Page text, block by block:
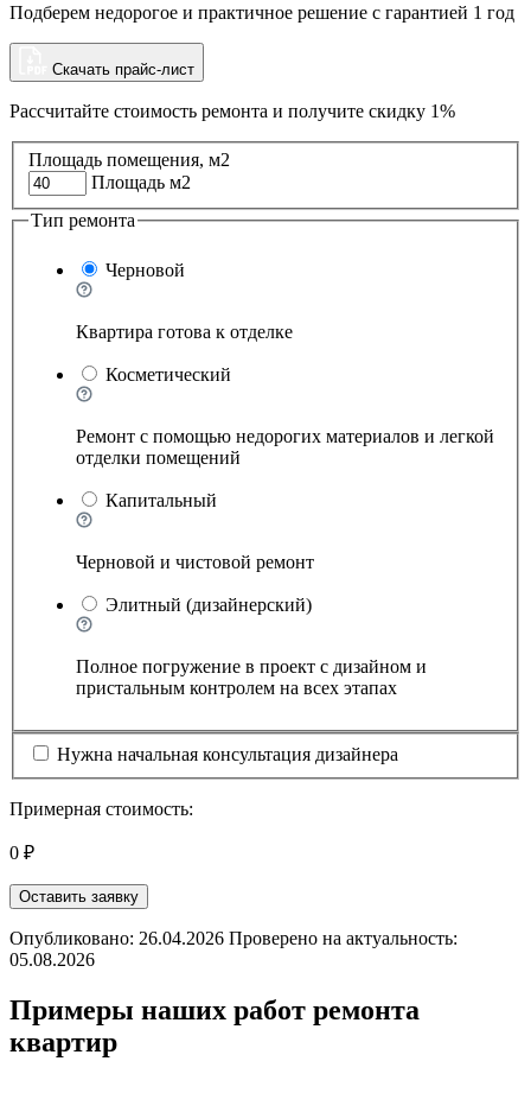
Подберем недорогое и практичное решение с гарантией 1 год
Скачать прайс-лист
Рассчитайте стоимость ремонта и получите скидку 1%
Площадь помещения, м2
Площадь м2
Тип ремонта
Черновой
Квартира готова к отделке
Косметический
Ремонт с помощью недорогих материалов и легкой
отделки помещений
Капитальный
Черновой и чистовой ремонт
Элитный (дизайнерский)
Полное погружение в проект с дизайном и
пристальным контролем на всех этапах
Нужна начальная консультация дизайнера
Примерная стоимость:
0 ₽
Оставить заявку
Опубликовано: 26.04.2026 Проверено на актуальность:
05.08.2026
Примеры наших работ ремонта
квартир